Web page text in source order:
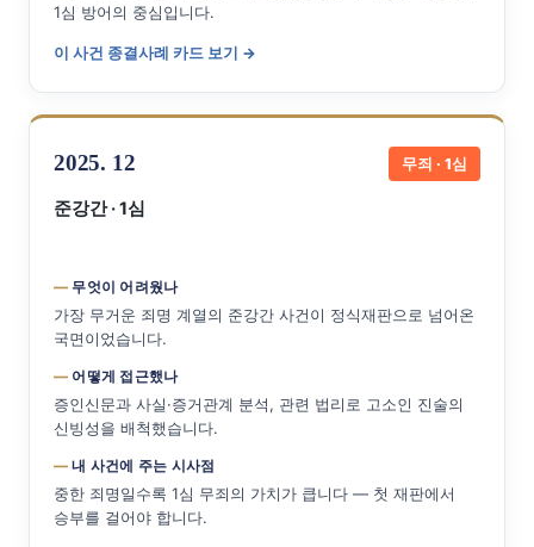
1심 방어의 중심입니다.
이 사건 종결사례 카드 보기 →
2025. 12 무죄 · 1심
준강간 · 1심
무엇이 어려웠나
가장 무거운 죄명 계열의 준강간 사건이 정식재판으로 넘어온
국면이었습니다.
어떻게 접근했나
증인신문과 사실·증거관계 분석, 관련 법리로 고소인 진술의
신빙성을 배척했습니다.
내 사건에 주는 시사점
중한 죄명일수록 1심 무죄의 가치가 큽니다 — 첫 재판에서
승부를 걸어야 합니다.